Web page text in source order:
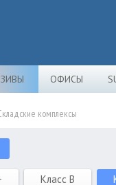
ОФИСЫ
комплексы
Класс B